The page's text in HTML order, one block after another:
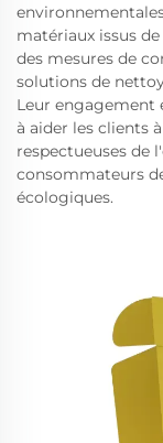
matériaux issus
des mesures de
solutions de
Leur engagement
à aider les clients
respectueuses de
consommateurs
écologiques.